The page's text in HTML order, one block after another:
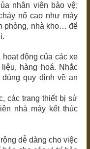
nhân viên bảo vệ;
nổ cao như máy
phòng, nhà kho… để
động của các xe
hàng hoá. Nhắc
quy định về an
các trang thiết bị sử
nhà máy kết thúc
dễ dàng cho việc